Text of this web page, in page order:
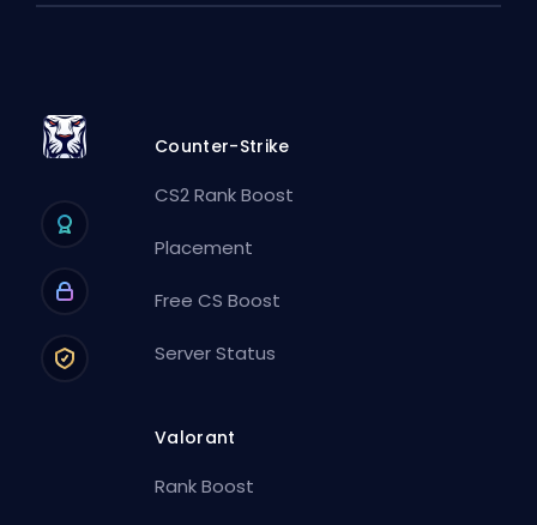
Counter-Strike
CS2 Rank Boost
Placement
Free CS Boost
Server Status
Valorant
Rank Boost